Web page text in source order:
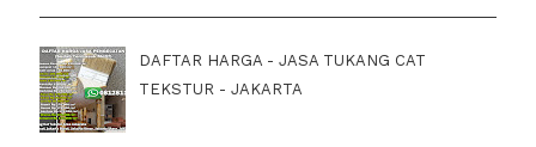
DAFTAR HARGA - JASA TUKANG CAT
TEKSTUR - JAKARTA